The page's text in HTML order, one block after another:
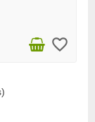
favorite_border